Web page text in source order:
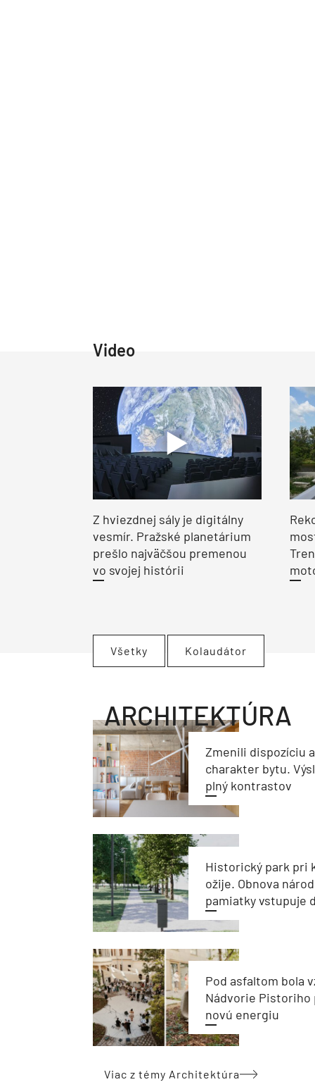
Video
Z hviezdnej sály je digitálny
vesmír. Pražské planetárium
prešlo najväčšou premenou
vo svojej histórii
Všetky Kolaudátor
ARCHITEKTÚRA
Zmenili dispozíciu
charakter bytu.
plný kontrastov
Historický park pri
ožije. Obnova
pamiatky vstupuje
Pod asfaltom bola
Nádvorie Pistoriho
novú energiu
Viac z témy Architektúra